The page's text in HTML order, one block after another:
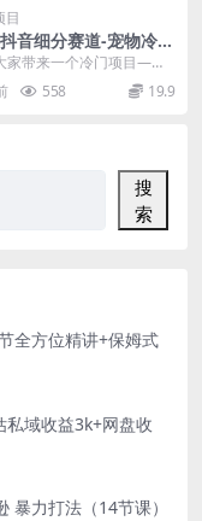
目
音细分赛道-宠物冷知
宠物视频配上文案，
个月入10w
家带来一个冷门项目——
识项目 制作有趣的宠物小
人观看 ...
558 19.9
搜
索
全方位精讲+保姆式
域收益3k+网盘收
暴力打法（14节课）